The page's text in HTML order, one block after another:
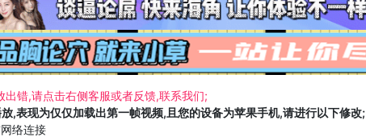
错,请点击右侧客服或者反馈,联系我们;
,表现为仅仅加载出第一帧视频,且您的设备为苹果手机,请进行以下修改;
络连接